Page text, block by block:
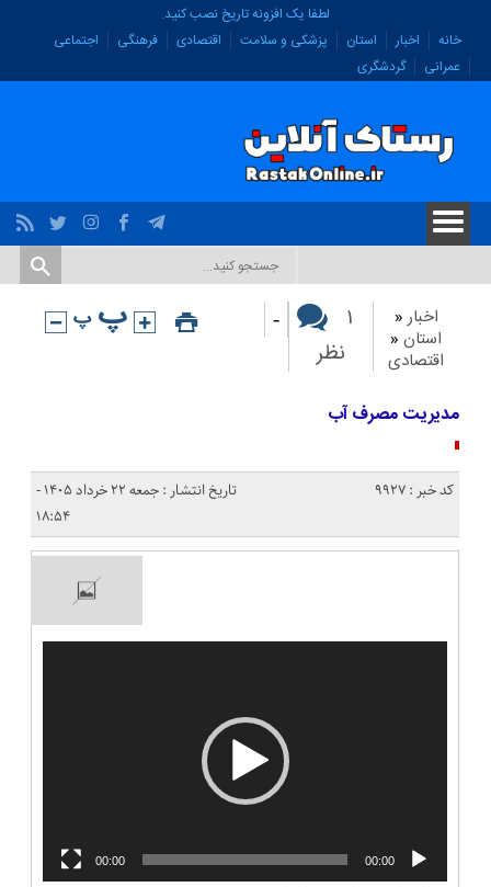
لطفا یک افزونه تاریخ نصب کنید.
خانه
اخبار استان پزشکی و سلامت اقتصادی فرهنگی
اجتماعی
عمرانی
گردشگری
اخبار«
استان «
اقتصادی
۱
نظر
-
مدیریت مصرف آب
کد خبر : 9927
تاریخ انتشار : جمعه ۲۲ خرداد ۱۴۰۵ -
۱۸:۵۴
00:00
00:00